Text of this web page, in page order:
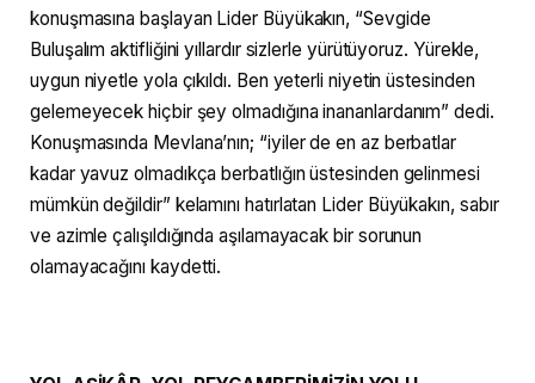
konuşmasına başlayan Lider Büyükakın, “Sevgide
Buluşalım aktifliğini yıllardır sizlerle yürütüyoruz. Yürekle,
uygun niyetle yola çıkıldı. Ben yeterli niyetin üstesinden
gelemeyecek hiçbir şey olmadığına inananlardanım” dedi.
Konuşmasında Mevlana’nın; “iyiler de en az berbatlar
kadar yavuz olmadıkça berbatlığın üstesinden gelinmesi
mümkün değildir” kelamını hatırlatan Lider Büyükakın, sabır
ve azimle çalışıldığında aşılamayacak bir sorunun
olamayacağını kaydetti.